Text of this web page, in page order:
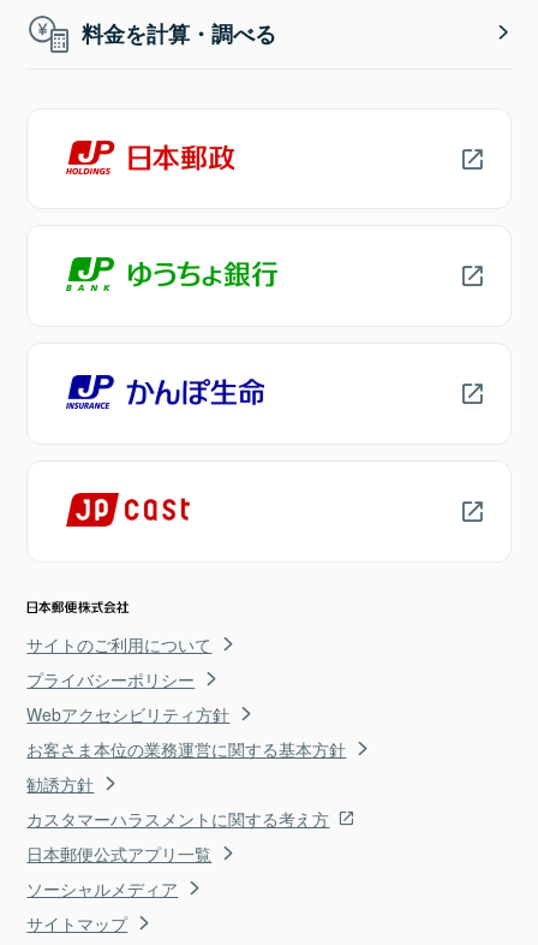
料金を計算・調べる
サイトのご利用について
プライバシーポリシー
Webアクセシビリティ方針
お客さま本位の業務運営に関する基本方針
勧誘方針
カスタマーハラスメントに関する考え方
日本郵便公式アプリ一覧
ソーシャルメディア
サイトマップ